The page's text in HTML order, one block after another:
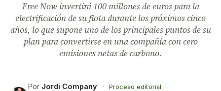
Free Now invertirá 100 millones de euros para la
electrificación de su flota durante los próximos cinco
años, lo que supone uno de los principales puntos de su
plan para convertirse en una compañía con cero
emisiones netas de carbono.
Por Jordi Company ·
Proceso editorial